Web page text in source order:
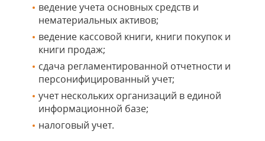
ведение учета основных средств и
нематериальных активов;
ведение кассовой книги, книги покупок и
книги продаж;
сдача регламентированной отчетности и
персонифицированный учет;
учет нескольких организаций в единой
информационной базе;
налоговый учет.